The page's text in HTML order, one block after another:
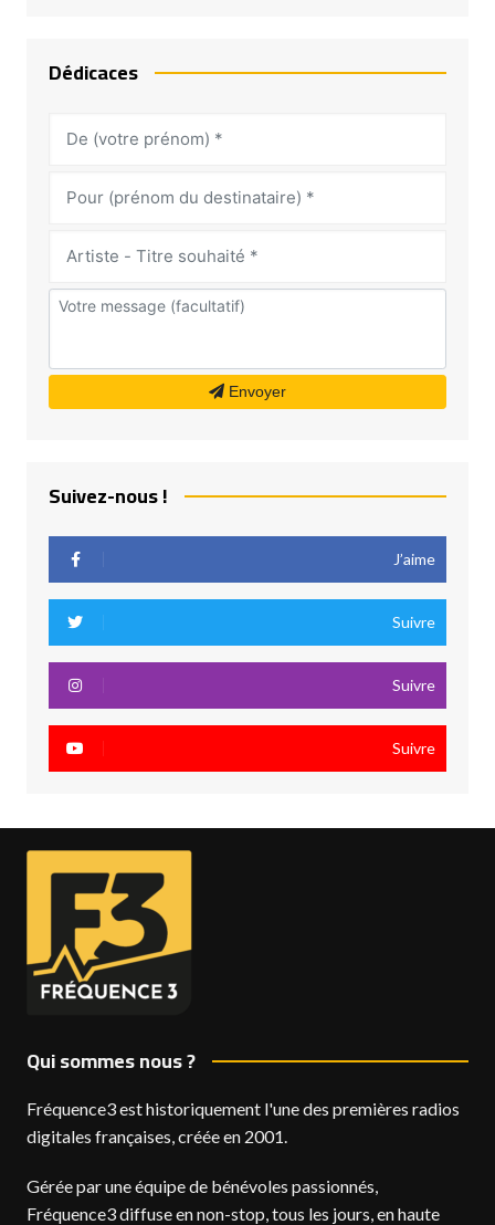
Dédicaces
Envoyer
Suivez-nous !
J’aime
Suivre
Suivre
Suivre
Qui sommes nous ?
Fréquence3 est historiquement l'une des premières radios
digitales françaises, créée en 2001.
Gérée par une équipe de bénévoles passionnés,
Fréquence3 diffuse en non-stop, tous les jours, en haute